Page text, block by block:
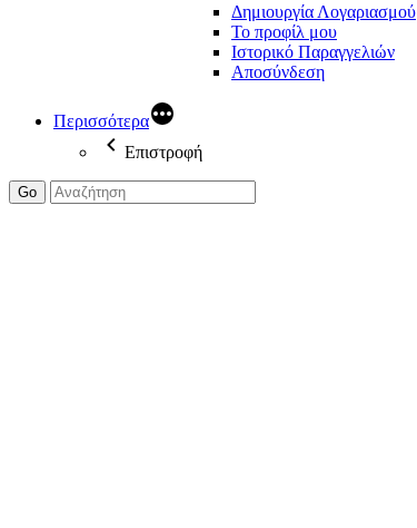
Δημιουργία Λογαριασμού
Το προφίλ μου
Ιστορικό Παραγγελιών
Αποσύνδεση
Περισσότερα
Επιστροφή
Go